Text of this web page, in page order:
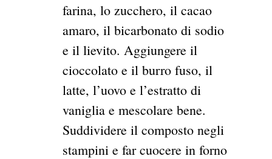
farina, lo zucchero, il cacao
amaro, il bicarbonato di sodio
e il lievito. Aggiungere il
cioccolato e il burro fuso, il
latte, l’uovo e l’estratto di
vaniglia e mescolare bene.
Suddividere il composto negli
stampini e far cuocere in forno